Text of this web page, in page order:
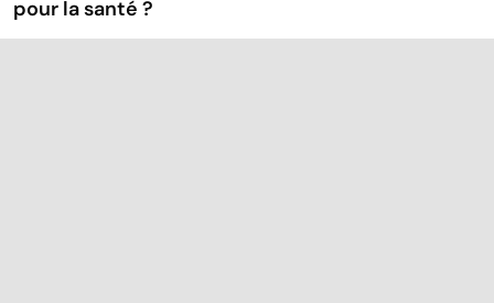
pour la santé ?